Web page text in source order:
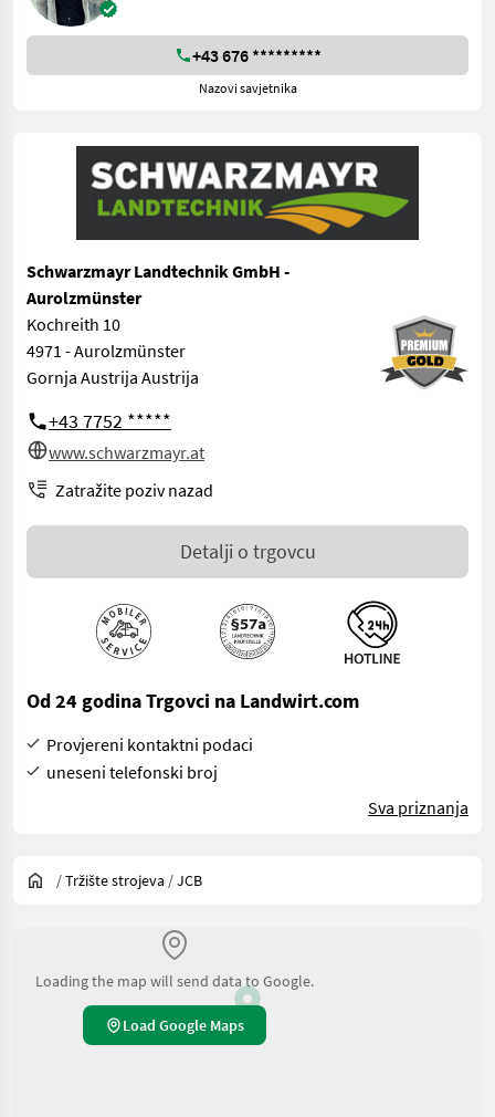
+43 676 *********
Nazovi savjetnika
Schwarzmayr Landtechnik GmbH -
Aurolzmünster
Kochreith 10
4971 - Aurolzmünster
Gornja Austrija Austrija
+43 7752 *****
www.schwarzmayr.at
Zatražite poziv nazad
Detalji o trgovcu
Od 24 godina Trgovci na Landwirt.com
Provjereni kontaktni podaci
uneseni telefonski broj
Sva priznanja
/Tržište strojeva /JCB
Loading the map will send data to Google.
Load Google Maps